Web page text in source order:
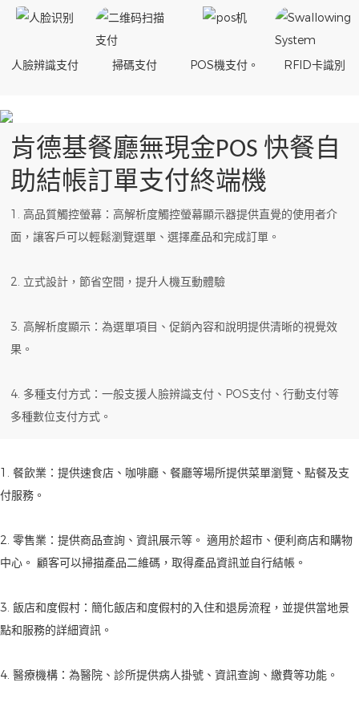
人臉辨識支付 掃碼支付 POS機支付。 RFID卡識別
肯德基餐廳無現金POS 快餐自
助結帳訂單支付終端機
1. 高品質觸控螢幕：高解析度觸控螢幕顯示器提供直覺的使用者介
面，讓客戶可以輕鬆瀏覽選單、選擇產品和完成訂單。
2. 立式設計，節省空間，提升人機互動體驗
3. 高解析度顯示：為選單項目、促銷內容和說明提供清晰的視覺效
果。
4. 多種支付方式：一般支援人臉辨識支付、POS支付、行動支付等
多種數位支付方式。
1. 餐飲業：提供速食店、咖啡廳、餐廳等場所提供菜單瀏覽、點餐及支
付服務。
2. 零售業：提供商品查詢、資訊展示等。 適用於超市、便利商店和購物
中心。 顧客可以掃描產品二維碼，取得產品資訊並自行結帳。
3. 飯店和度假村：簡化飯店和度假村的入住和退房流程，並提供當地景
點和服務的詳細資訊。
4. 醫療機構：為醫院、診所提供病人掛號、資訊查詢、繳費等功能。